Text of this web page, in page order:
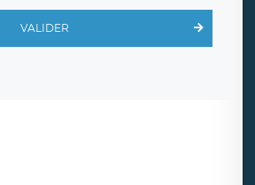
protection conformes au RGPD. Les
étant entendu que vous pouvez
de vos données et retirer votre
VALIDER